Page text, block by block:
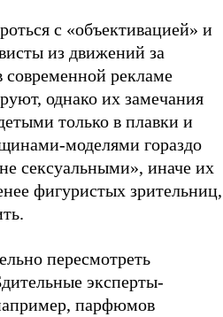
с «объективацией» и
из движений за
современной рекламе
однако их замечания
только в плавки и
моделями гораздо
сексуальными», иначе их
фигуристых зрительниц,
пересмотреть
эксперты-
парфюмов